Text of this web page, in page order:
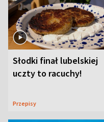
Słodki finał lubelskiej
uczty to racuchy!
Przepisy